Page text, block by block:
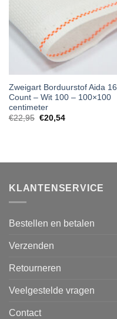
Zweigart Borduurstof Aida 16
Count – Wit 100 – 100×100
centimeter
€22,95 €20,54
KLANTENSERVICE
Bestellen en betalen
Verzenden
Retourneren
Veelgestelde vragen
Contact